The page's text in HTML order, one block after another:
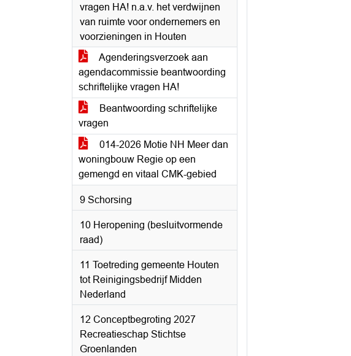
vragen HA! n.a.v. het verdwijnen
van ruimte voor ondernemers en
voorzieningen in Houten
Agenderingsverzoek aan
agendacommissie beantwoording
schriftelijke vragen HA!
Beantwoording schriftelijke
vragen
014-2026 Motie NH Meer dan
woningbouw Regie op een
gemengd en vitaal CMK-gebied
9 Schorsing
10 Heropening (besluitvormende
raad)
11 Toetreding gemeente Houten
tot Reinigingsbedrijf Midden
Nederland
12 Conceptbegroting 2027
Recreatieschap Stichtse
Groenlanden